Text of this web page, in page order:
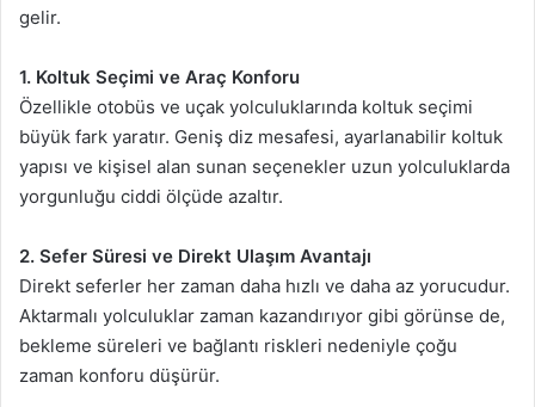
gelir.
1. Koltuk Seçimi ve Araç Konforu
Özellikle otobüs ve uçak yolculuklarında koltuk seçimi
büyük fark yaratır. Geniş diz mesafesi, ayarlanabilir koltuk
yapısı ve kişisel alan sunan seçenekler uzun yolculuklarda
yorgunluğu ciddi ölçüde azaltır.
2. Sefer Süresi ve Direkt Ulaşım Avantajı
Direkt seferler her zaman daha hızlı ve daha az yorucudur.
Aktarmalı yolculuklar zaman kazandırıyor gibi görünse de,
bekleme süreleri ve bağlantı riskleri nedeniyle çoğu
zaman konforu düşürür.